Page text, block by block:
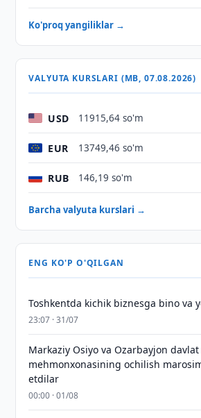
Ko'proq yangiliklar →
VALYUTA KURSLARI (MB, 07.08.2026)
USD 11915,64 so'm
EUR 13749,46 so'm
RUB 146,19 so'm
Barcha valyuta kurslari →
ENG KO'P O'QILGAN
Toshkentda kichik biznesga bino va
23:07 · 31/07
Markaziy Osiyo va Ozarbayjon
mehmonxonasining ochilish
etdilar
00:00 · 01/08